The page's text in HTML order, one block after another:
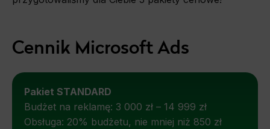
Cennik Microsoft Ads
Pakiet STANDARD
Budżet na reklamę: 3 000 zł – 14 999 zł
Obsługa: 20% budżetu, nie mniej niż 850 zł